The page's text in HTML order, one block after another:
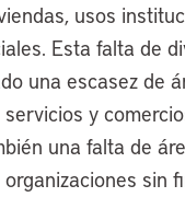
usos
Esta falta de
una escasez de
y
una falta de
sin